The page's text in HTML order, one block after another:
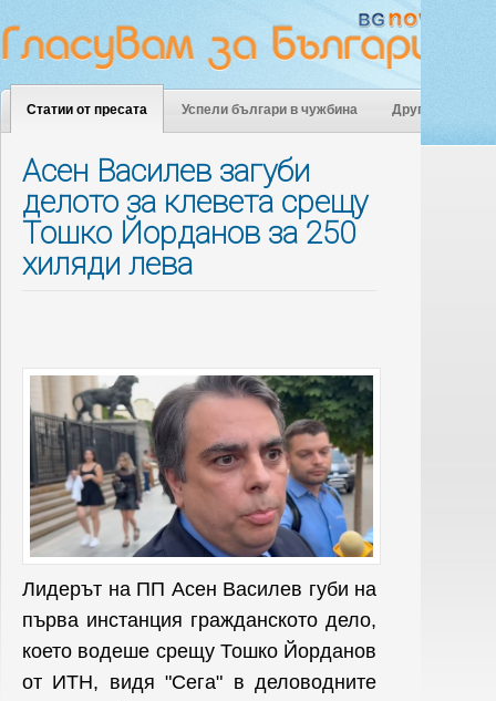
Статии от пресата Успели българи в чужбина Други
Асен Василев загуби
делото за клевета срещу
Тошко Йорданов за 250
хиляди лева
Лидерът на ПП Асен Василев губи на
първа инстанция гражданското дело,
което водеше срещу Тошко Йорданов
от ИТН, видя "Сега" в деловодните